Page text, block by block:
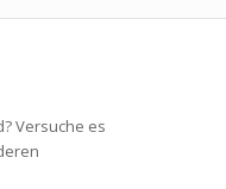
Versuche es